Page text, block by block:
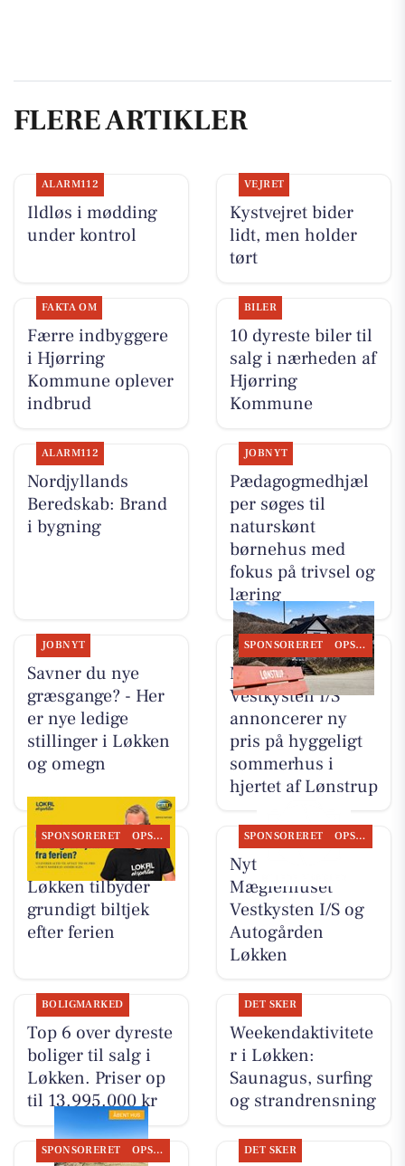
FLERE ARTIKLER
ALARM112
Ildløs i mødding
under kontrol
VEJRET
Kystvejret bider
lidt, men holder
tørt
FAKTA OM
Færre indbyggere
i Hjørring
Kommune oplever
indbrud
BILER
10 dyreste biler til
salg i nærheden af
Hjørring
Kommune
ALARM112
Nordjyllands
Beredskab: Brand
i bygning
JOBNYT
Pædagogmedhjæl
per søges til
naturskønt
børnehus med
fokus på trivsel og
læring
JOBNYT
Savner du nye
græsgange? - Her
er nye ledige
stillinger i Løkken
og omegn
SPONSORERET OPSLAGSTAVLEN
Mæglerhuset
Vestkysten I/S
annoncerer ny
pris på hyggeligt
sommerhus i
hjertet af Lønstrup
SPONSORERET OPSLAGSTAVLEN
Autogården
Løkken tilbyder
grundigt biltjek
efter ferien
SPONSORERET OPSLAGSTAVLEN
Nyt fra
Mæglerhuset
Vestkysten I/S og
Autogården
Løkken
BOLIGMARKED
Top 6 over dyreste
boliger til salg i
Løkken. Priser op
til 13.995.000 kr
DET SKER
Weekendaktivitete
r i Løkken:
Saunagus, surfing
og strandrensning
SPONSORERET OPSLAGSTAVLEN DET SKER